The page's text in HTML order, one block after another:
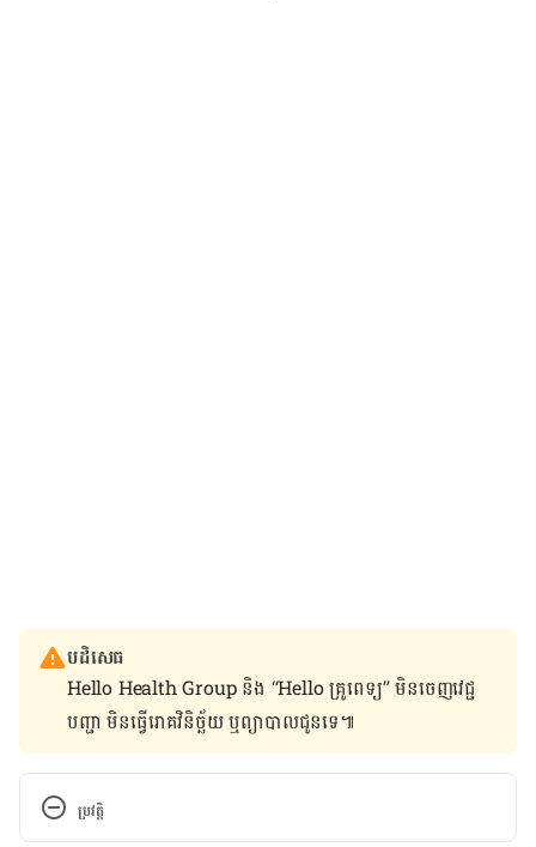
បដិសេធ
Hello Health Group និង “Hello គ្រូពេទ្យ” មិន​ចេញ​វេជ្ជ
បញ្ជា មិន​ធ្វើ​រោគវិនិច្ឆ័យ ឬ​ព្យាបាល​ជូន​ទេ៕
ប្រវត្តិ